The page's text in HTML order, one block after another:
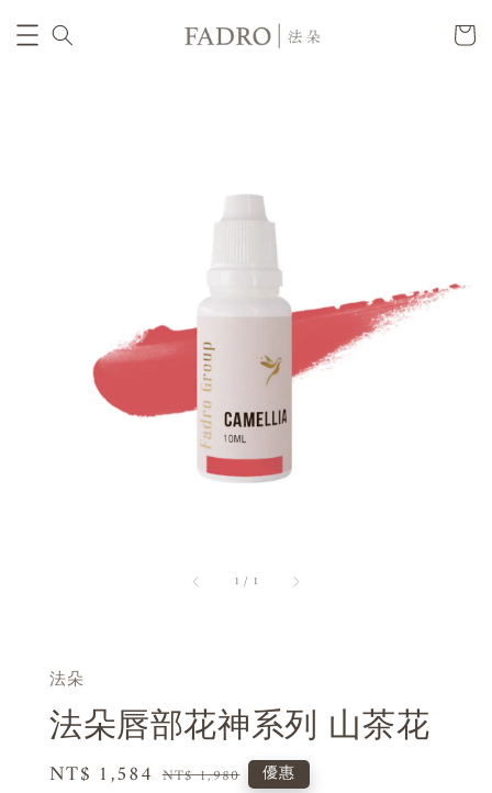
1 / 1
法朵
法朵唇部花神系列 山茶花
Sale
NT$ 1,584 Regular
NT$ 1,980 優惠